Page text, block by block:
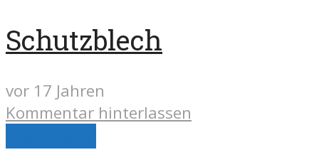
Schutzblech
vor 17 Jahren
Kommentar hinterlassen